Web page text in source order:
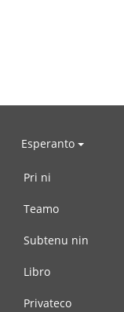
Esperanto
Pri ni
Teamo
Subtenu nin
Libro
Privateco